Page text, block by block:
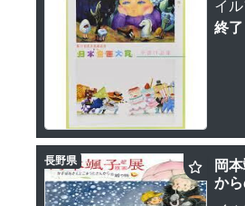
イ
終了
岡
か
長野県